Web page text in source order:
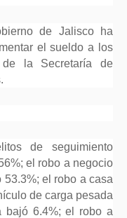
de Jalisco ha
el sueldo a los
la Secretaría de
de seguimiento
el robo a negocio
el robo a casa
de carga pesada
bajó 6.4%; el robo a